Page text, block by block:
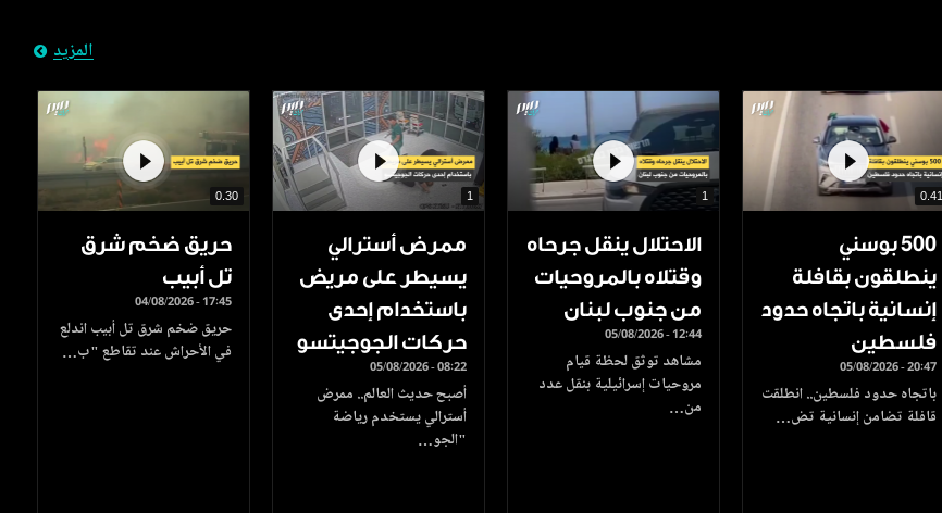
المزيد
0.41
500 بوسني
ينطلقون بقافلة
إنسانية باتجاه حدود
فلسطين
05/08/2026 - 20:47
باتجاه حدود فلسطين.. انطلقت
قافلة تضامن إنسانية تض…
1
الاحتلال ينقل جرحاه
وقتلاه بالمروحيات
من جنوب لبنان
05/08/2026 - 12:44
مشاهد توثق لحظة قيام
مروحيات إسرائيلية بنقل عدد
من…
1
ممرض أسترالي
يسيطر على مريض
باستخدام إحدى
حركات الجوجيتسو
05/08/2026 - 08:22
أصبح حديث العالم.. ممرض
أسترالي يستخدم رياضة
"الجو…
0.30
حريق ضخم شرق
تل أبيب
04/08/2026 - 17:45
حريق ضخم شرق تل أبيب اندلع
في الأحراش عند تقاطع "ب…